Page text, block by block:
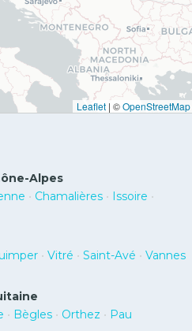
Leaflet | ©OpenStreetMap
Alpes
• Chamalières • Issoire •
• Vitré • Saint-Avé • Vannes
• Bègles • Orthez • Pau